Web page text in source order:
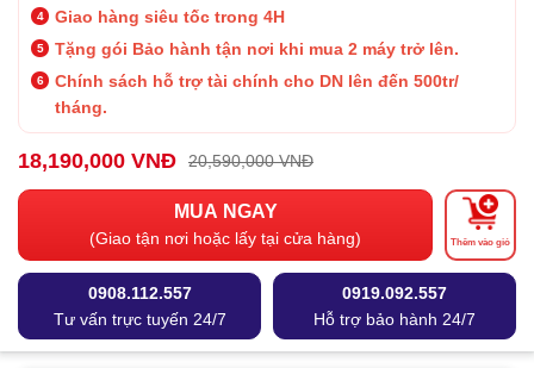
Giao hàng siêu tốc trong 4H
Tặng gói Bảo hành tận nơi khi mua 2 máy trở lên.
Chính sách hỗ trợ tài chính cho DN lên đến 500tr/
tháng.
18,190,000 VNĐ 20,590,000 VNĐ
MUA NGAY
(Giao tận nơi hoặc lấy tại cửa hàng) Thêm vào giỏ
0908.112.557
Tư vấn trực tuyến 24/7
0919.092.557
Hỗ trợ bảo hành 24/7